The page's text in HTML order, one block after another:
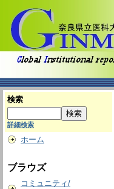
検索
詳細検索
ホーム
ブラウズ
コミュニティ/